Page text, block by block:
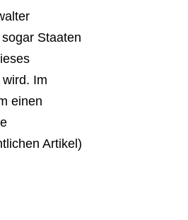
Staaten
Im
einen
Artikel)